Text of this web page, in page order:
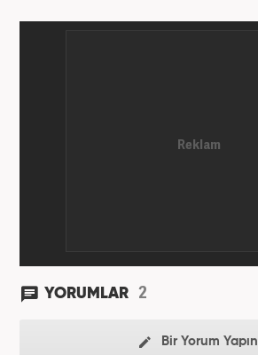
YORUMLAR 2
Bir Yorum Yapın